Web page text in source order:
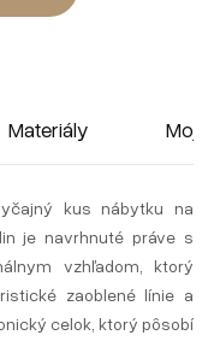
Materiály
kus nábytku na
je navrhnuté práve s
vzhľadom, ktorý
zaoblené línie a
celok, ktorý pôsobí